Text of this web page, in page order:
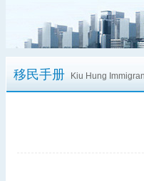
移民手册 Kiu Hung